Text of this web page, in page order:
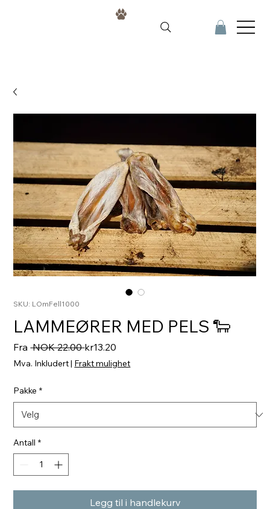
SKU: LOmFell1000
LAMMEØRER MED PELS 🐑
Fra NOK 22.00 Vanlig
pris
kr13.20
Mva. Inkludert| Frakt mulighet
Pakke *
Antall *
Legg til i handlekurv